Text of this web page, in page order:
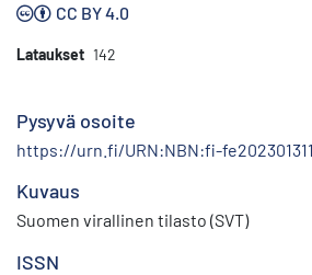
CC BY 4.0
Lataukset 142
Pysyvä osoite
https://urn.fi/URN:NBN:fi-
Kuvaus
Suomen virallinen tilasto (SVT)
ISSN